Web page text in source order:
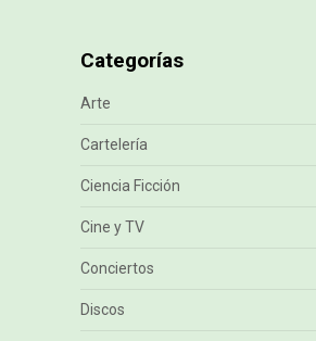
Categorías
Arte
Cartelería
Ciencia Ficción
Cine y TV
Conciertos
Discos